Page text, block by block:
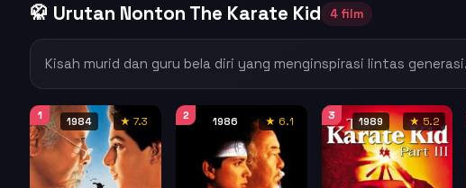
🥋 Urutan Nonton The Karate Kid 4 film
Kisah murid dan guru bela diri yang menginspirasi lintas
1
1984 ★ 7.3
2
1986 ★ 6.1
3
1989 ★ 5.2